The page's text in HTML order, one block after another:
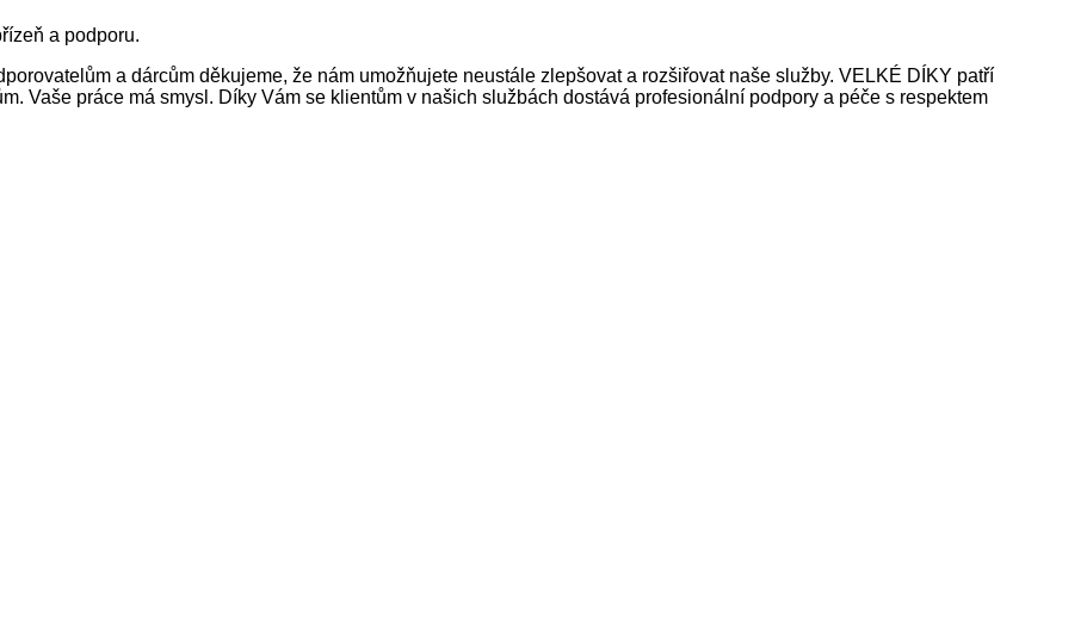
a podporu.
a dárcům děkujeme, že nám umožňujete neustále zlepšovat a rozšiřovat naše služby. VELKÉ DÍKY patří
Vaše práce má smysl. Díky Vám se klientům v našich službách dostává profesionální podpory a péče s respektem